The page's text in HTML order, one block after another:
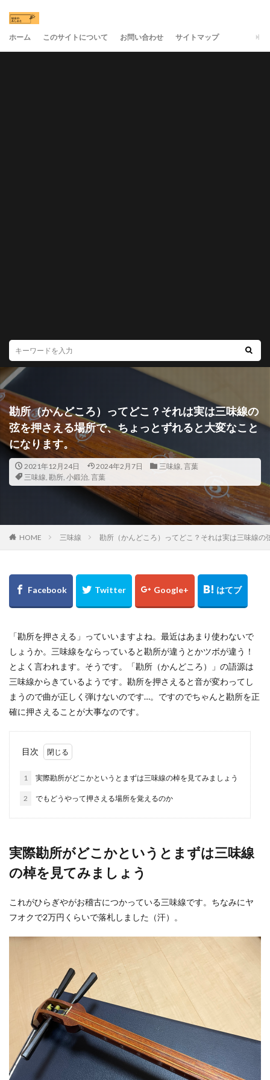
ホーム このサイトについて お問い合わせ サイトマップ
勘所（かんどころ）ってどこ？それは実は三味線の
弦を押さえる場所で、ちょっとずれると大変なこと
になります。
2021年12月24日 2024年2月7日 三味線, 言葉
三味線, 勘所, 小鍛治, 言葉
HOME 三味線 勘所（かんどころ）ってどこ？それは実は三味線
「勘所を押さえる」っていいますよね。最近はあまり使わないで
しょうか。三味線をならっていると勘所が違うとかツボが違う！
とよく言われます。そうです。「勘所（かんどころ）」の語源は
三味線からきているようです。勘所を押さえると音が変わってし
まうので曲が正しく弾けないのです…。ですのでちゃんと勘所を正
確に押さえることが大事なのです。
目次
1 実際勘所がどこかというとまずは三味線の棹を見てみましょう
2 でもどうやって押さえる場所を覚えるのか
実際勘所がどこかというとまずは三味線
の棹を見てみましょう
これがひらぎやがお稽古につかっている三味線です。ちなみにヤ
フオクで2万円くらいで落札しました（汗）。